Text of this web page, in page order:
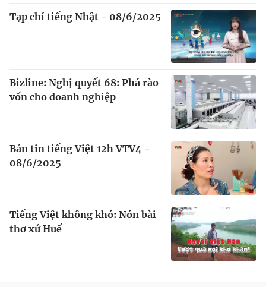
Tạp chí tiếng Nhật - 08/6/2025
Bizline: Nghị quyết 68: Phá rào
vốn cho doanh nghiệp
Bản tin tiếng Việt 12h VTV4 -
08/6/2025
Tiếng Việt không khó: Nón bài
thơ xứ Huế